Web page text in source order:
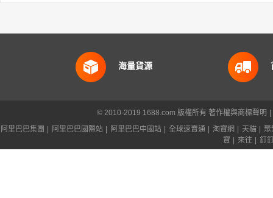
海量貨源
© 2010-2019 1688.com 版權所有 著作權與商標聲明
阿里巴巴集團
阿里巴巴國際站 阿里巴巴中國站 全球速賣通 淘寶網 天貓
聚
寶
來往 釘